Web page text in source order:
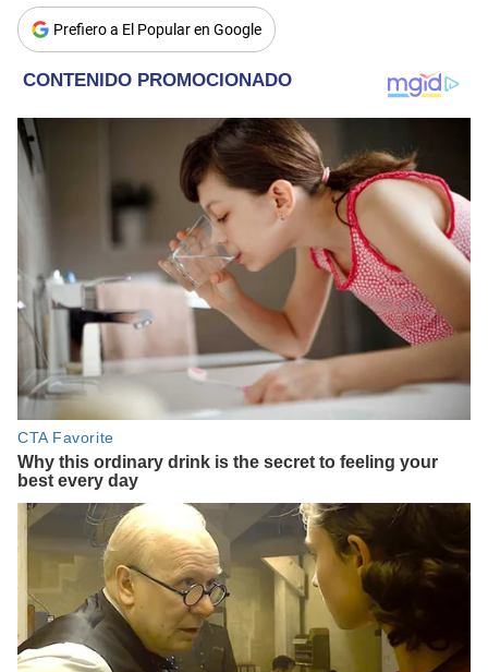
Prefiero a El Popular en Google